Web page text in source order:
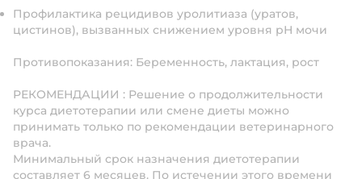
Профилактика рецидивов уролитиаза (уратов,
цистинов), вызванных снижением уровня рН мочи
Противопоказания: Беременность, лактация, рост
РЕКОМЕНДАЦИИ : Решение о продолжительности
курса диетотерапии или смене диеты можно
принимать только по рекомендации ветеринарного
врача.
Минимальный срок назначения диетотерапии
составляет 6 месяцев. По истечении этого времени